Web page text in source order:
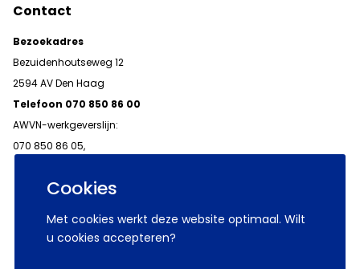
Cookies
Met cookies werkt deze website optimaal. Wilt
u cookies accepteren?
Contact
Bezoekadres
Bezuidenhoutseweg 12
2594 AV Den Haag
Telefoon 070 850 86 00
AWVN-werkgeverslijn:
070 850 86 05,
© 2026 AWVN